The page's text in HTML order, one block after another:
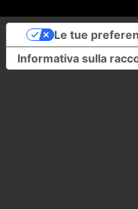
Informativa sulla
Le tue